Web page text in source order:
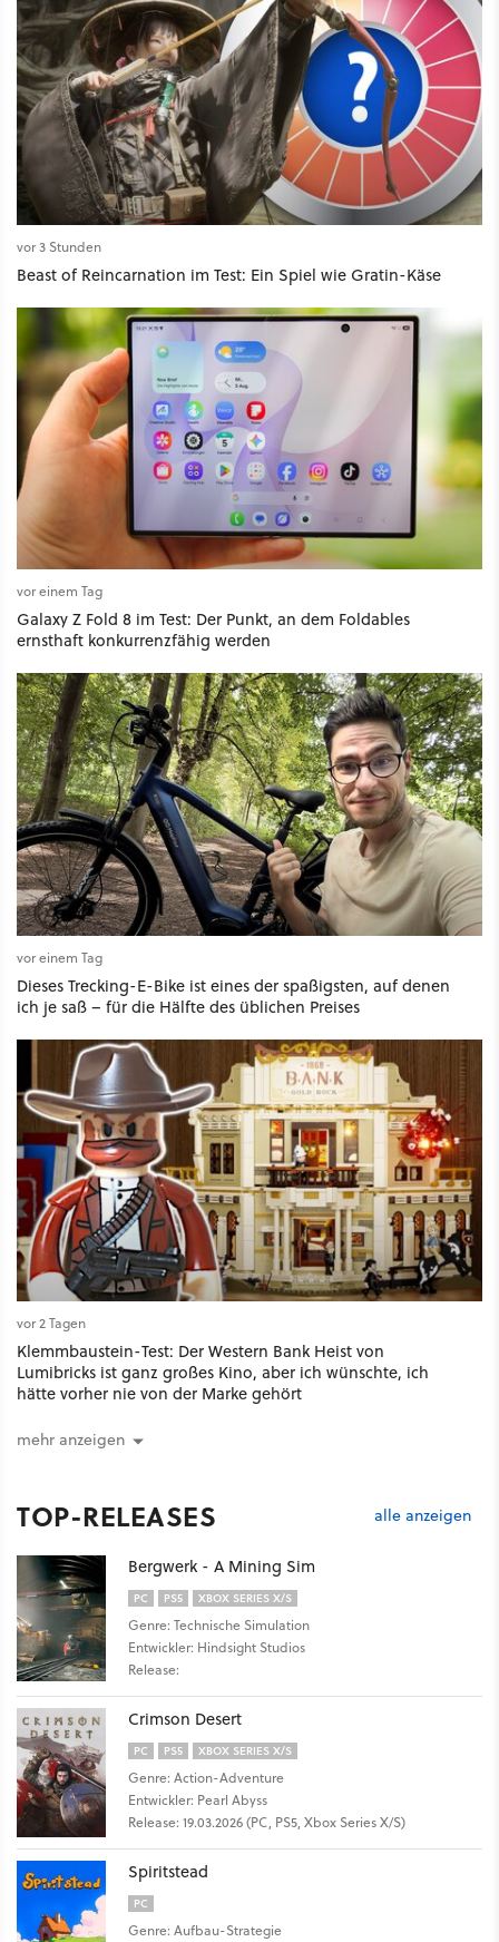
vor 3 Stunden
Beast of Reincarnation im Test: Ein Spiel wie Gratin-Käse
vor einem Tag
Galaxy Z Fold 8 im Test: Der Punkt, an dem Foldables
ernsthaft konkurrenzfähig werden
vor einem Tag
Dieses Trecking-E-Bike ist eines der spaßigsten, auf denen
ich je saß – für die Hälfte des üblichen Preises
vor 2 Tagen
Klemmbaustein-Test: Der Western Bank Heist von
Lumibricks ist ganz großes Kino, aber ich wünschte, ich
hätte vorher nie von der Marke gehört
mehr anzeigen
TOP-RELEASES alle anzeigen
Bergwerk - A Mining Sim
PC PS5 XBOX SERIES X/S
Genre: Technische Simulation
Entwickler: Hindsight Studios
Release:
Crimson Desert
PC PS5 XBOX SERIES X/S
Genre: Action-Adventure
Entwickler: Pearl Abyss
Release: 19.03.2026 (PC, PS5, Xbox Series X/S)
Spiritstead
PC
Genre: Aufbau-Strategie